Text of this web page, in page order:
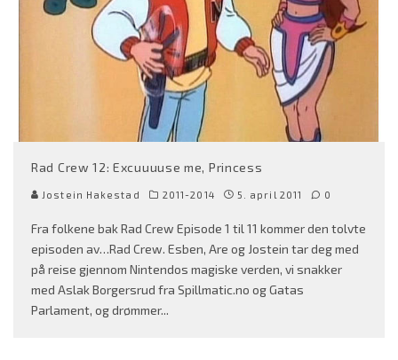
Rad Crew 12: Excuuuuse me, Princess
Jostein Hakestad 2011-2014 5. april 2011 0
Fra folkene bak Rad Crew Episode 1 til 11 kommer den tolvte
episoden av…Rad Crew. Esben, Are og Jostein tar deg med
på reise gjennom Nintendos magiske verden, vi snakker
med Aslak Borgersrud fra Spillmatic.no og Gatas
Parlament, og drømmer...